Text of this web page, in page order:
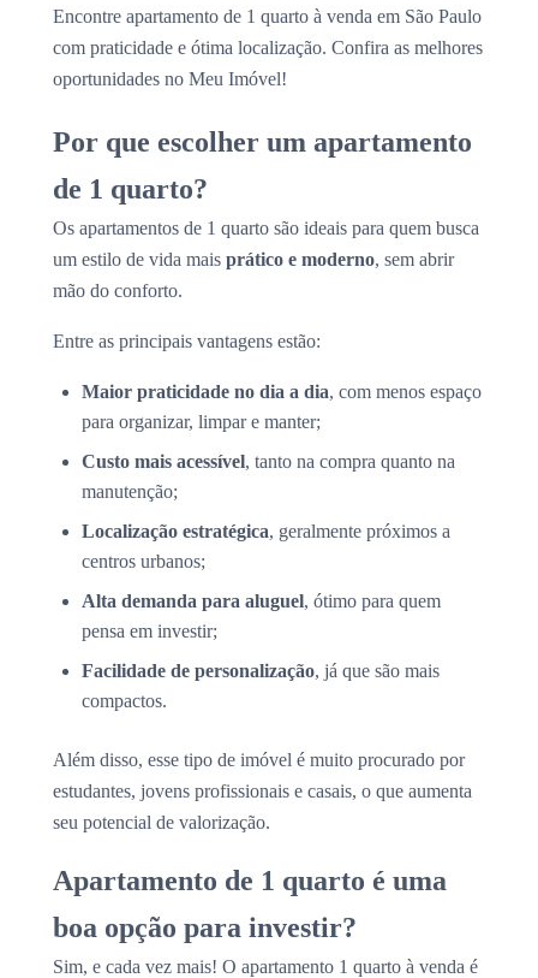
Encontre apartamento de 1 quarto à venda em São Paulo
com praticidade e ótima localização. Confira as melhores
oportunidades no Meu Imóvel!
Por que escolher um apartamento
de 1 quarto?
Os apartamentos de 1 quarto são ideais para quem busca
um estilo de vida mais prático e moderno, sem abrir
mão do conforto.
Entre as principais vantagens estão:
Maior praticidade no dia a dia, com menos espaço
para organizar, limpar e manter;
Custo mais acessível, tanto na compra quanto na
manutenção;
Localização estratégica, geralmente próximos a
centros urbanos;
Alta demanda para aluguel, ótimo para quem
pensa em investir;
Facilidade de personalização, já que são mais
compactos.
Além disso, esse tipo de imóvel é muito procurado por
estudantes, jovens profissionais e casais, o que aumenta
seu potencial de valorização.
Apartamento de 1 quarto é uma
boa opção para investir?
Sim, e cada vez mais! O apartamento 1 quarto à venda é